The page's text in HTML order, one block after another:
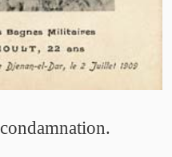
condamnation.